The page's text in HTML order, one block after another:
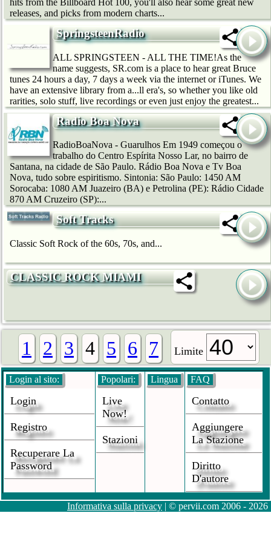
releases, and picks from modern charts...
SpringsteenRadio
ALL SPRINGSTEEN - ALL THE TIME!As the
name suggests, SR.com is a place to hear great Bruce
tunes 24 hours a day, 7 days a week via the internet or iTunes. We
have an extensive library from a...ll era's, so whether you like old
rarities, solo stuff, live recordings or even just enjoy the greatest...
Radio Boa Nova
RadioBoaNova - Guarulhos Em 1949 começou o
trabalho do Centro Espírita Nosso Lar, no bairro de
Santana, na cidade de São Paulo. Rádio Boa Nova e Tv Boa
Nova, tudo sobre espiritismo. Sintonia: São Paulo: 1450 AM
Sorocaba: 1080 AM Juazeiro (BA) e Petrolina (PE): Rádio Cidade
870 AM Cruzeiro (SP):...
Soft Tracks
Classic Soft Rock of the 60s, 70s, and...
CLASSIC ROCK MIAMI
1 2 3 4 5 6 7 Limite
Login al sito:
Login
Registro
Recuperare La
Password
Popolari:
Live
Now!
Stazioni
Lingua FAQ
Contatto
Aggiungere
La Stazione
Diritto
D'autore
Informativa sulla privacy | © pervii.com 2006 - 2026